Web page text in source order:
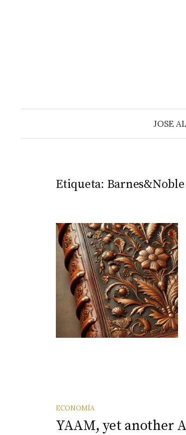
JOSE
Etiqueta: Barnes&Noble
ECONOMÍA
YAAM, yet another